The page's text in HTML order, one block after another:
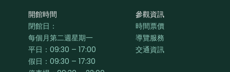
開館時間
閉館日：
每個月第二週星期一
平日： 09:30 – 17:00
假日：09:30 – 17:30
參觀資訊
時間票價
導覽服務
交通資訊